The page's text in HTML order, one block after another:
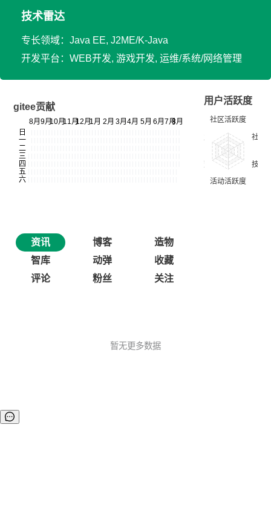
技术雷达
专长领域：Java EE, J2ME/K-Java
开发平台：WEB开发, 游戏开发, 运维/系统/网络管理
gitee贡献
用户活跃度
资讯 博客
造物
智库
动弹
收藏
评论
粉丝 关注
暂无更多数据